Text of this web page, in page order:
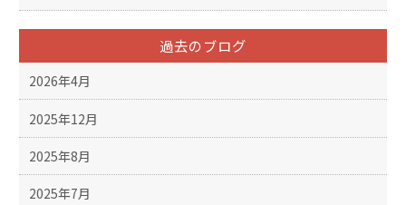
過去のブログ
2026年4月
2025年12月
2025年8月
2025年7月